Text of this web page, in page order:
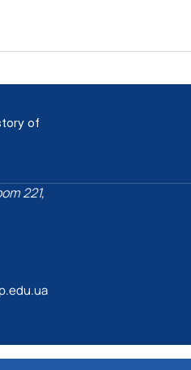
of
221,